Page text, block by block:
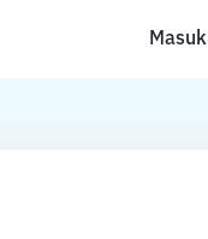
Masuk